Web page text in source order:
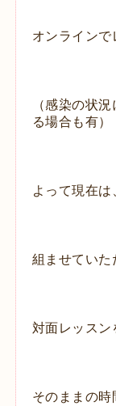
オンラインで
（感染の状
る場合も有）
よって現在
組ませていた
対面レッスン
そのままの時